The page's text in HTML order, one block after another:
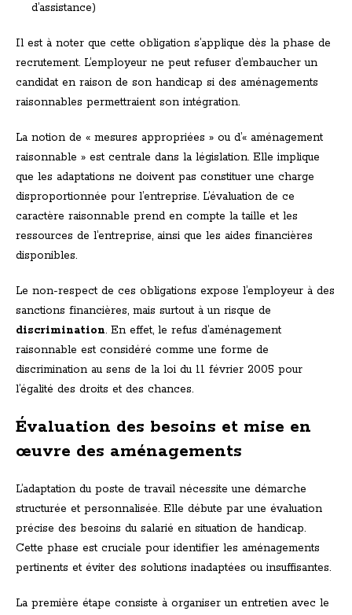
d’assistance)
Il est à noter que cette obligation s’applique dès la phase de
recrutement. L’employeur ne peut refuser d’embaucher un
candidat en raison de son handicap si des aménagements
raisonnables permettraient son intégration.
La notion de « mesures appropriées » ou d’« aménagement
raisonnable » est centrale dans la législation. Elle implique
que les adaptations ne doivent pas constituer une charge
disproportionnée pour l’entreprise. L’évaluation de ce
caractère raisonnable prend en compte la taille et les
ressources de l’entreprise, ainsi que les aides financières
disponibles.
Le non-respect de ces obligations expose l’employeur à des
sanctions financières, mais surtout à un risque de
discrimination. En effet, le refus d’aménagement
raisonnable est considéré comme une forme de
discrimination au sens de la loi du 11 février 2005 pour
l’égalité des droits et des chances.
Évaluation des besoins et mise en
œuvre des aménagements
L’adaptation du poste de travail nécessite une démarche
structurée et personnalisée. Elle débute par une évaluation
précise des besoins du salarié en situation de handicap.
Cette phase est cruciale pour identifier les aménagements
pertinents et éviter des solutions inadaptées ou insuffisantes.
La première étape consiste à organiser un entretien avec le